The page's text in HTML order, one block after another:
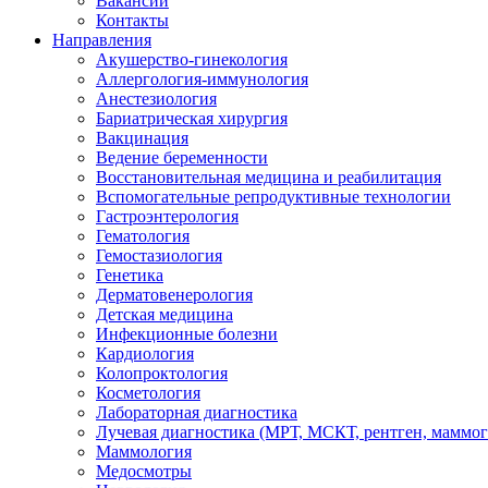
Контакты
Направления
Акушерство-гинекология
Аллергология-иммунология
Анестезиология
Бариатрическая хирургия
Вакцинация
Ведение беременности
Восстановительная медицина и реабилитация
Вспомогательные репродуктивные технологии
Гастроэнтерология
Гематология
Гемостазиология
Генетика
Дерматовенерология
Детская медицина
Инфекционные болезни
Кардиология
Колопроктология
Косметология
Лабораторная диагностика
Лучевая диагностика (МРТ, МСКТ, рентген,
Маммология
Медосмотры